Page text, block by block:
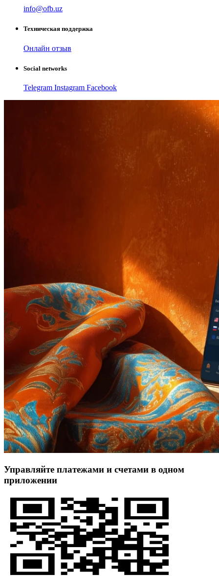
info@ofb.uz
Техническая поддержка
Онлайн отзыв
Social networks
Telegram Instagram Facebook
Управляйте платежами и счетами в одном
приложении